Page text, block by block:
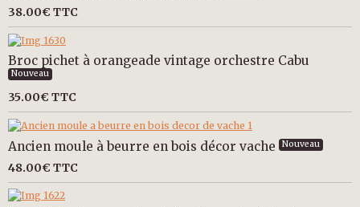
38.00€ TTC
Broc pichet à orangeade vintage orchestre Cabu
Nouveau
35.00€ TTC
Ancien moule à beurre en bois décor vache Nouveau
48.00€ TTC